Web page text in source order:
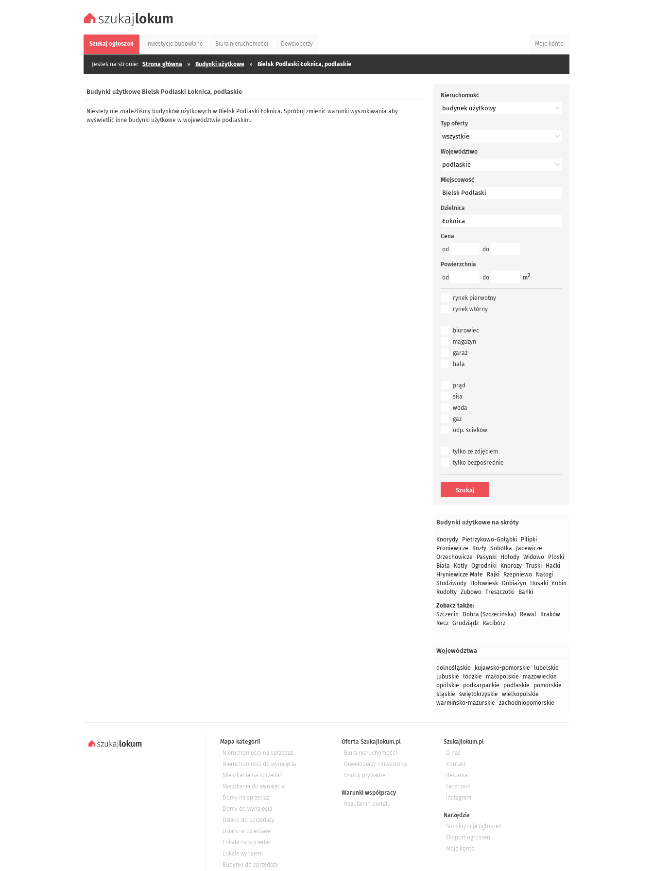
Szukaj ogłoszeń Inwestycje budowlane Biura nieruchomości Deweloperzy Moje konto
Jesteś na stronie: Strona główna » Budynki użytkowe » Bielsk Podlaski Łoknica, podlaskie
Budynki użytkowe Bielsk Podlaski Łoknica, podlaskie
Niestety nie znaleźliśmy budynków użytkowych w Bielsk Podlaski Łoknica. Spróbuj zmienić warunki wyszukiwania aby
wyświetlić inne budynki użytkowe w województwie podlaskim.
Nieruchomość
Typ oferty
Województwo
Miejscowość
Dzielnica
Cena
od
do
Powierzchnia
od
do m2
rynek pierwotny
rynek wtórny
biurowiec
magazyn
garaż
hala
prąd
siła
woda
gaz
odp. ścieków
tylko ze zdjęciem
tylko bezpośrednie
Budynki użytkowe na skróty
Knorydy Pietrzykowo-Gołąbki
Pilipki
Proniewicze
Kozły Sobótka
Jacewicze
Orzechowicze
Pasynki Hołody Widowo
Ploski
Biała
Kotły Ogrodniki Knorozy Truski
Haćki
Hryniewicze Małe
Rajki Rzepniewo
Nałogi
Studziwody
Hołowiesk Dubiażyn Husaki Łubin
Rudołty Zubowo Treszczotki
Bańki
Zobacz także:
Szczecin
Dobra (Szczecińska) Rewal
Kraków
Recz Grudziądz Racibórz
Województwa
dolnośląskie kujawsko-pomorskie
lubelskie
lubuskie
łódzkie małopolskie
mazowieckie
opolskie
podkarpackie podlaskie
pomorskie
śląskie
świętokrzyskie
wielkopolskie
warmińsko-mazurskie
zachodniopomorskie
Mapa kategorii
Nieruchomości na sprzedaż
Nieruchomości do wynajęcia
Mieszkania na sprzedaż
Mieszkania do wynajęcia
Domy na sprzedaż
Domy do wynajęcia
Działki do sprzedaży
Działki w dzierżawe
Lokale na sprzedaż
Lokale wynajem
Budynki do sprzedaży
Oferta Szukajlokum.pl
Biura nieruchomości
Deweloperzy i inwestorzy
Osoby prywatne
Warunki współpracy
Regulamin portalu
Szukajlokum.pl
O nas
Kontakt
Reklama
Facebook
Instagram
Narzędzia
Subskrypcja ogłoszeń
Eksport ogłoszeń
Moje konto